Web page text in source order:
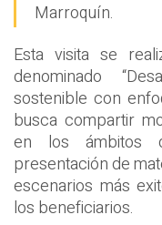
Marroquín.
Esta visita se
denominado
sostenible con
busca compartir
en los ámbitos
presentación de
escenarios más
los beneficiarios.